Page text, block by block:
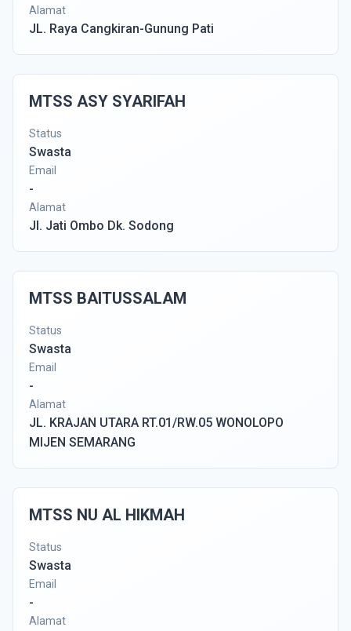
Alamat
JL. Raya Cangkiran-Gunung Pati
MTSS ASY SYARIFAH
Status
Swasta
Email
-
Alamat
Jl. Jati Ombo Dk. Sodong
MTSS BAITUSSALAM
Status
Swasta
Email
-
Alamat
JL. KRAJAN UTARA RT.01/RW.05 WONOLOPO
MIJEN SEMARANG
MTSS NU AL HIKMAH
Status
Swasta
Email
-
Alamat